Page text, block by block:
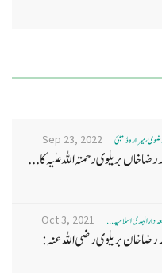
، میرا روڈ ممبئی Sep 23, 2022
خاں بر یلو ی رحمتہ اللہ علیہ کا...
دارالہدی اسلامیہ ... Oct 3, 2021
رضا خان بریلوی رضی اللہ عنہ: